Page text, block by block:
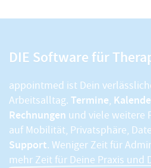
DIE Software für
appointmed ist Dein
Arbeitsalltag. Termine,
Rechnungen und viele weitere
auf Mobilität, Privatsphäre,
Support. Weniger Zeit für
mehr Zeit für Deine Praxis und